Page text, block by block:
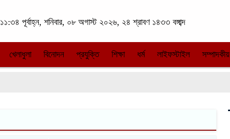
১১:৩৪ পূর্বাহ্ন, শনিবার, ০৮ অগাস্ট ২০২৬, ২৪ শ্রাবণ ১৪৩৩ বঙ্গাব্দ
খেলাধুলা বিনোদন প্রযুক্তি শিক্ষা ধর্ম লাইফস্টাইল সম্পাদকীয়